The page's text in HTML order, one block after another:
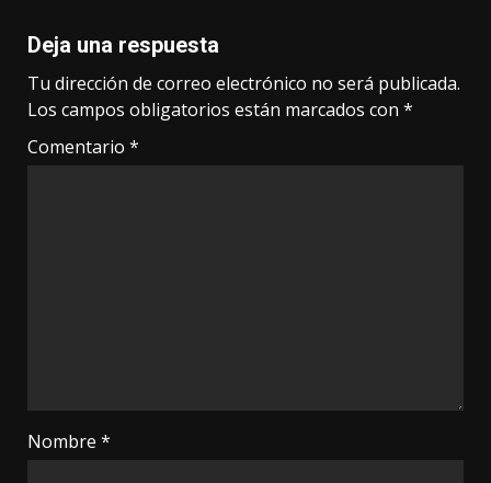
Deja una respuesta
Tu dirección de correo electrónico no será publicada.
Los campos obligatorios están marcados con *
Comentario *
Nombre *